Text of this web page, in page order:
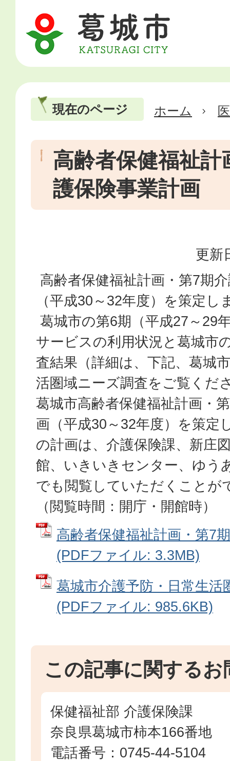
現在のページ ホーム
高齢者保健福祉計
護保険事業計画
更新
高齢者保健福祉計画・第7期
（平成30～32年度）を策定し
葛城市の第6期（平成27～29
サービスの利用状況と葛城市
査結果（詳細は、下記、葛城
活圏域ニーズ調査をご覧くだ
葛城市高齢者保健福祉計画・
画（平成30～32年度）を策定
の計画は、介護保険課、新庄
館、いきいきセンター、ゆう
でも閲覧していただくことが
（閲覧時間：開庁・開館時）
高齢者保健福祉計画・第7
(PDFファイル: 3.3MB)
葛城市介護予防・日常生活
(PDFファイル: 985.6KB)
この記事に関するお
保健福祉部 介護保険課
奈良県葛城市柿本166番地
電話番号：0745-44-5104